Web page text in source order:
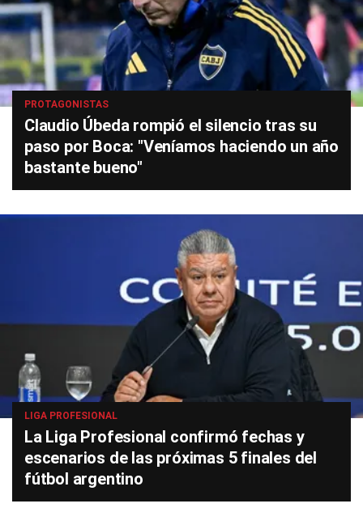
PROTAGONISTAS
Claudio Úbeda rompió el silencio tras su
paso por Boca: "Veníamos haciendo un año
bastante bueno"
LIGA PROFESIONAL
La Liga Profesional confirmó fechas y
escenarios de las próximas 5 finales del
fútbol argentino